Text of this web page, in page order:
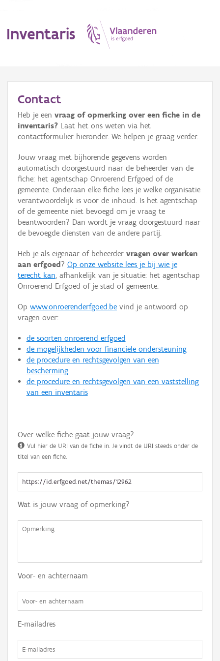
Inventaris
Erfgoedobject
Aanduidingsobject
Waarneming
Thema
Gebeurtenis
Persoon of collectief
Hergebruik
Aanmelden
Contact
Heb je een vraag of opmerking over een fiche in de
inventaris? Laat het ons weten via het
contactformulier hieronder. We helpen je graag verder.
Jouw vraag met bijhorende gegevens worden
automatisch doorgestuurd naar de beheerder van de
fiche: het agentschap Onroerend Erfgoed of de
gemeente. Onderaan elke fiche lees je welke organisatie
verantwoordelijk is voor de inhoud. Is het agentschap
of de gemeente niet bevoegd om je vraag te
beantwoorden? Dan wordt je vraag doorgestuurd naar
de bevoegde diensten van de andere partij.
Heb je als eigenaar of beheerder vragen over werken
aan erfgoed ? Op onze website lees je bij wie je
terecht kan, afhankelijk van je situatie: het agentschap
Onroerend Erfgoed of je stad of gemeente.
Op www.onroerenderfgoed.be vind je antwoord op
vragen over:
de soorten onroerend erfgoed
de mogelijkheden voor financiële ondersteuning
de procedure en rechtsgevolgen van een
bescherming
de procedure en rechtsgevolgen van een vaststelling
van een inventaris
Over welke fiche gaat jouw vraag?
Vul hier de URI van de fiche in. Je vindt de URI steeds onder de
titel van een fiche.
Wat is jouw vraag of opmerking?
Voor- en achternaam
E-mailadres